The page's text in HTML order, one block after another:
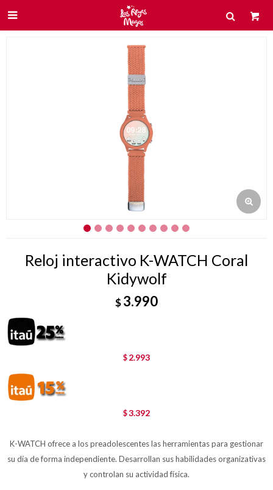

Reloj interactivo K-WATCH Coral
Kidywolf
$3.990
$ 2.993
$3.392
K-WATCH ofrece a los preadolescentes las herramientas para gestionar
su día de forma independiente. Desarrollan sus habilidades organizativas
y controlan su actividad física.